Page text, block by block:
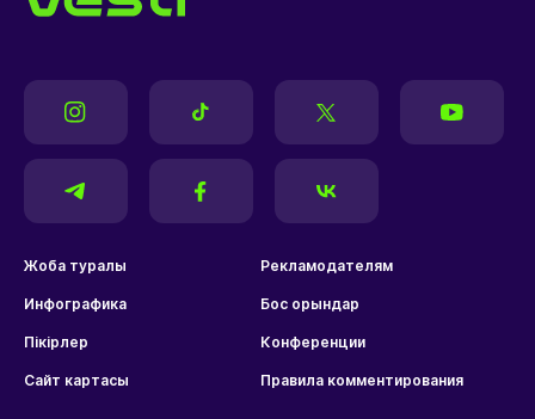
Жоба туралы Рекламодателям
Инфографика Бос орындар
Пікірлер Конференции
Сайт картасы Правила комментирования